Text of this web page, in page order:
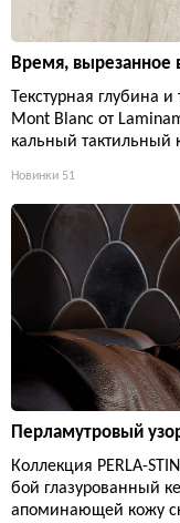
Время, вырезанное
Текстурная глубина
Mont Blanc от
кальный тактильный
Новинки 51
Перламутровый
Коллекция PERLA-
бой глазурованный
апоминающей кожу